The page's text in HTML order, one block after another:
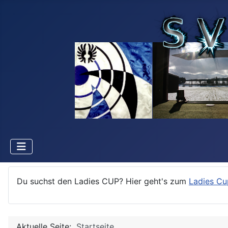
Du suchst den Ladies CUP? Hier geht's zum Ladies